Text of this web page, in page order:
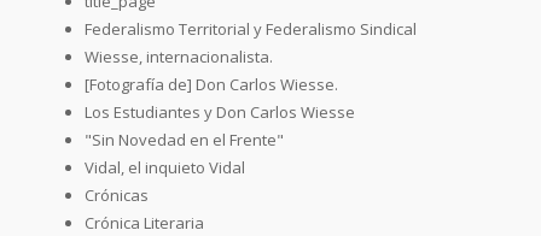
Federalismo Territorial y Federalismo Sindical
Wiesse, internacionalista.
[Fotografía de] Don Carlos Wiesse.
Los Estudiantes y Don Carlos Wiesse
"Sin Novedad en el Frente"
Vidal, el inquieto Vidal
Crónicas
Crónica Literaria